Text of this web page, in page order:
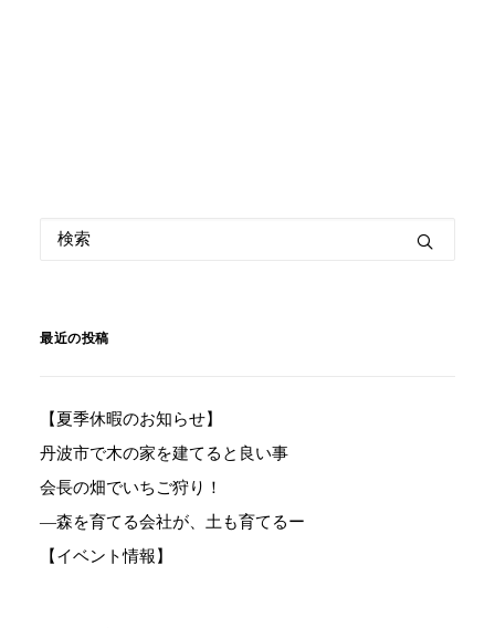
最近の投稿
【夏季休暇のお知らせ】
丹波市で木の家を建てると良い事
会長の畑でいちご狩り！
―森を育てる会社が、土も育てるー
【イベント情報】